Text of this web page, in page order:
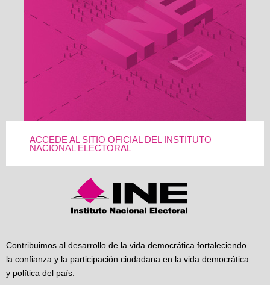
ACCEDE AL SITIO OFICIAL DEL INSTITUTO
NACIONAL ELECTORAL
Contribuimos al desarrollo de la vida democrática fortaleciendo
la confianza y la participación ciudadana en la vida democrática
y política del país.